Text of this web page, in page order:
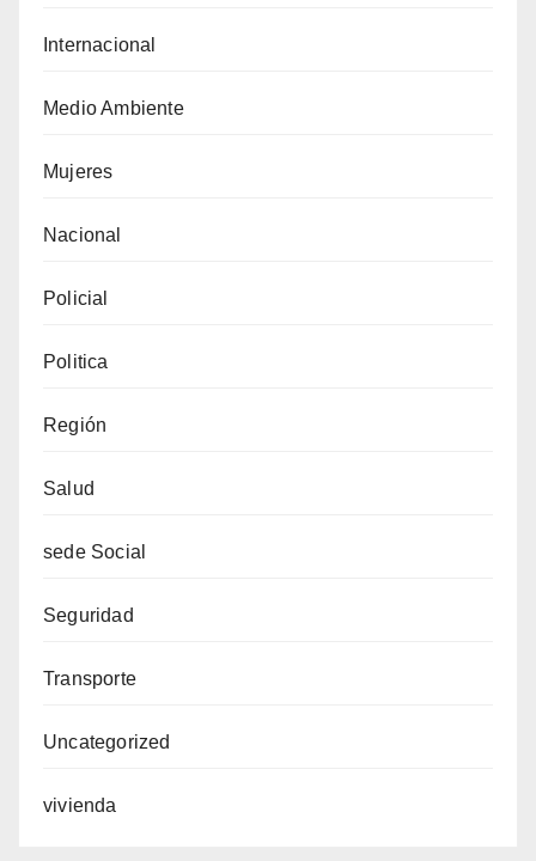
Internacional
Medio Ambiente
Mujeres
Nacional
Policial
Politica
Región
Salud
sede Social
Seguridad
Transporte
Uncategorized
vivienda